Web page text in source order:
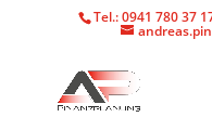
Tel.: 0941 780 37